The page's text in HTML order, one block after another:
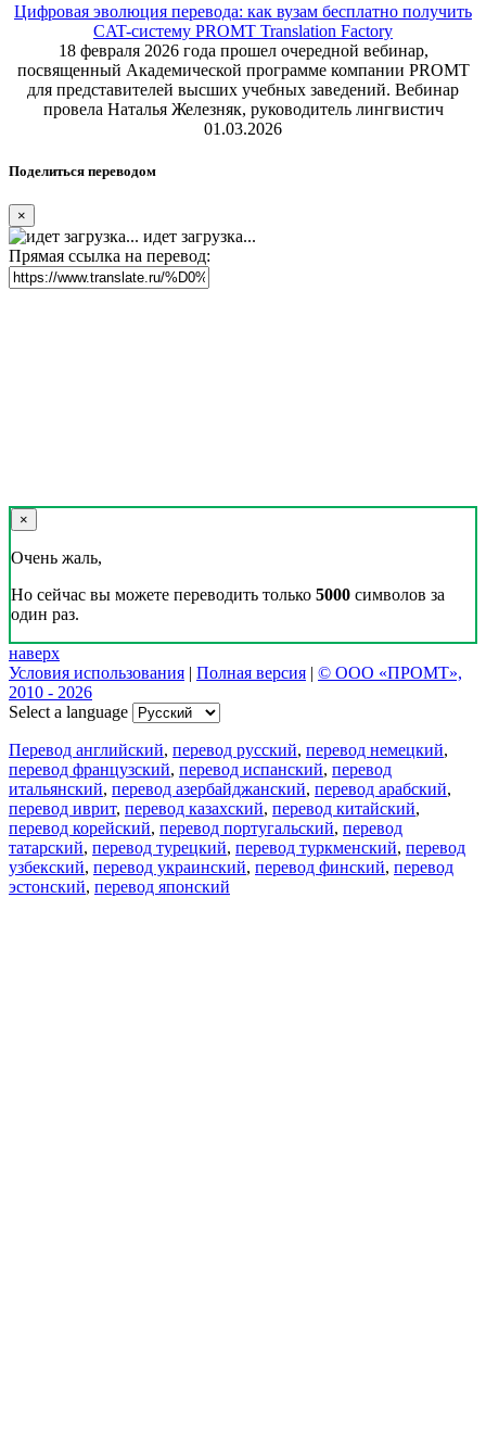
Цифровая эволюция перевода: как вузам бесплатно получить
CAT-систему PROMT Translation Factory
18 февраля 2026 года прошел очередной вебинар,
посвященный Академической программе компании PROMT
для представителей высших учебных заведений. Вебинар
провела Наталья Железняк, руководитель лингвистич
01.03.2026
Поделиться переводом
×
идет загрузка...
Прямая ссылка на перевод:
×
Очень жаль,
Но сейчас вы можете переводить только 5000 символов за
один раз.
наверх
Условия использования | Полная версия | © ООО «ПРОМТ»,
2010 - 2026
Select a language
Перевод английский, перевод русский, перевод немецкий,
перевод французский, перевод испанский, перевод
итальянский, перевод азербайджанский, перевод арабский,
перевод иврит, перевод казахский, перевод китайский,
перевод корейский, перевод португальский, перевод
татарский, перевод турецкий, перевод туркменский, перевод
узбекский, перевод украинский, перевод финский, перевод
эстонский, перевод японский